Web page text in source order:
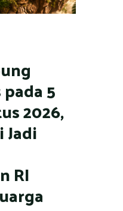
5
2026,
Jadi
RI